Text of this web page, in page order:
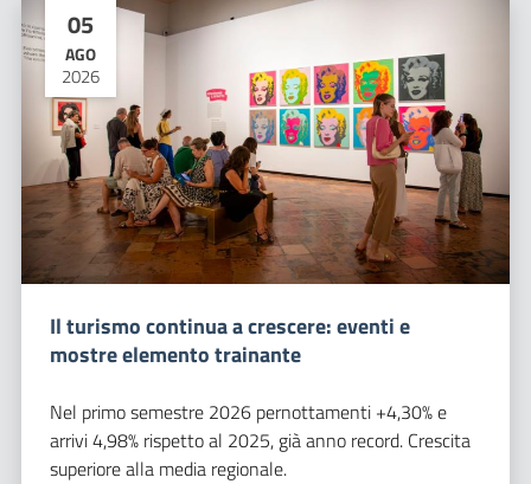
05
AGO
2026
Il turismo continua a crescere: eventi e
mostre elemento trainante
Nel primo semestre 2026 pernottamenti +4,30% e
arrivi 4,98% rispetto al 2025, già anno record. Crescita
superiore alla media regionale.